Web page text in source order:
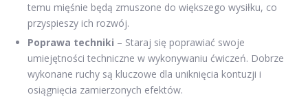
temu mięśnie będą zmuszone do większego wysiłku, co
przyspieszy ich rozwój.
Poprawa techniki – Staraj się poprawiać swoje
umiejętności techniczne w wykonywaniu ćwiczeń. Dobrze
wykonane ruchy są kluczowe dla uniknięcia kontuzji i
osiągnięcia zamierzonych efektów.